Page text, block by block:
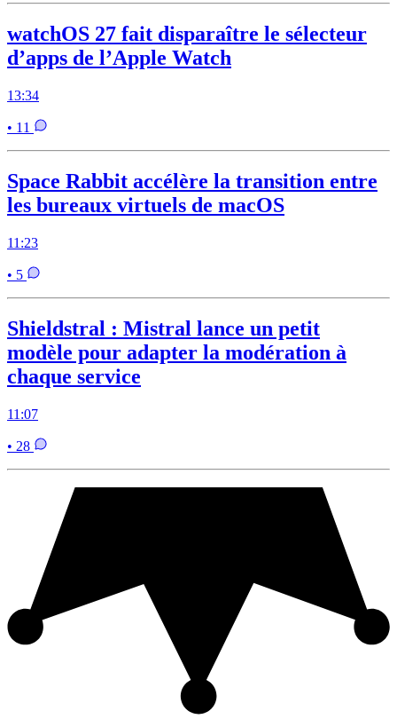
watchOS 27 fait disparaître le sélecteur
d’apps de l’Apple Watch
13:34
• 11
Space Rabbit accélère la transition entre
les bureaux virtuels de macOS
11:23
• 5
Shieldstral : Mistral lance un petit
modèle pour adapter la modération à
chaque service
11:07
• 28